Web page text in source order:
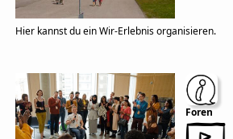
Hier kannst du ein Wir-Erlebnis organisieren.
Foren